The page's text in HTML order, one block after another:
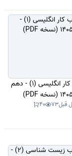
دانلود کتاب کار انگلیسی (1) - دهم
73
40